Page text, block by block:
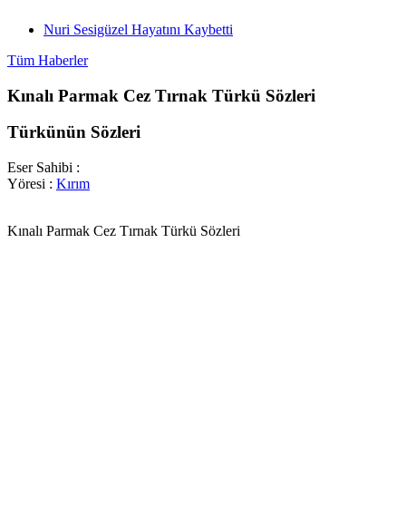
Nuri Sesigüzel Hayatını Kaybetti
Tüm Haberler
Kınalı Parmak Cez Tırnak Türkü Sözleri
Türkünün Sözleri
Eser Sahibi :
Yöresi : Kırım
Kınalı Parmak Cez Tırnak Türkü Sözleri